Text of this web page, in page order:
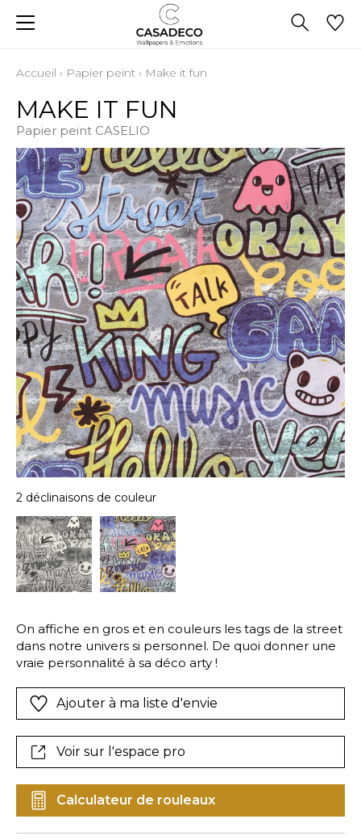
Accueil › Papier peint › Make it fun
MAKE IT FUN
Papier peint CASELIO
2 déclinaisons de couleur
On affiche en gros et en couleurs les tags de la street
dans notre univers si personnel. De quoi donner une
vraie personnalité à sa déco arty !
Ajouter à ma liste d'envie
Voir sur l'espace pro
Calculateur de rouleaux